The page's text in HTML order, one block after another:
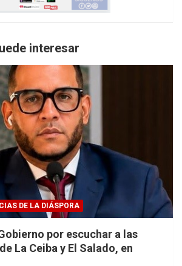
interesar
DE LA DIÁSPORA
por escuchar a las
La Ceiba y El Salado, en